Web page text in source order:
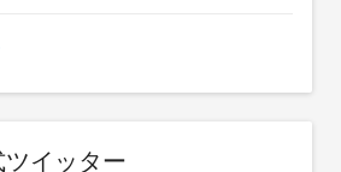
ツイッター